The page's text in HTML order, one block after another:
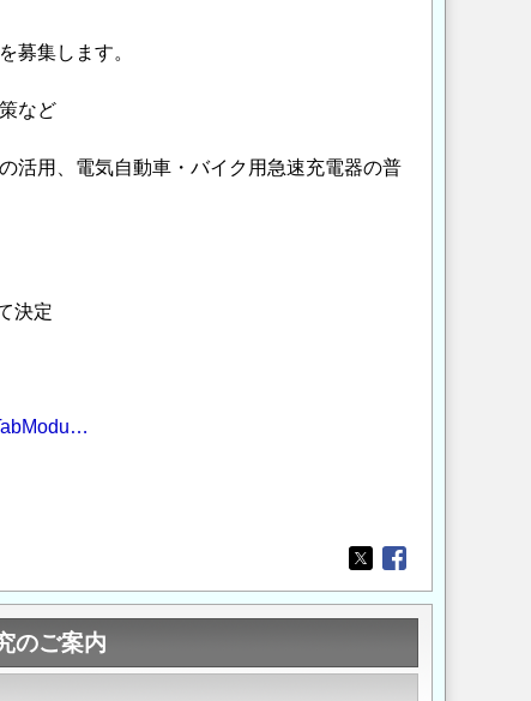
募集します。
など
用、電気自動車・バイク用急速充電器の普
決定
Opens in a new
Opens in a new
のご案内